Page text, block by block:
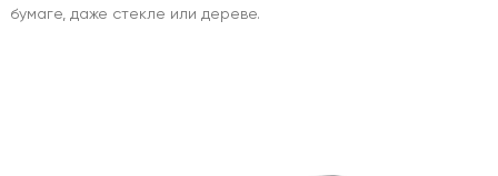
бумаге, даже стекле или дереве.